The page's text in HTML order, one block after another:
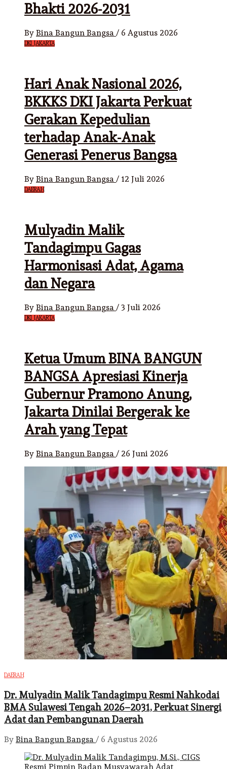
Bhakti 2026-2031
By Bina Bangun Bangsa / 6 Agustus 2026
DKI JAKARTA
Hari Anak Nasional 2026,
BKKKS DKI Jakarta Perkuat
Gerakan Kepedulian
terhadap Anak-Anak
Generasi Penerus Bangsa
By Bina Bangun Bangsa / 12 Juli 2026
DAERAH
Mulyadin Malik
Tandagimpu Gagas
Harmonisasi Adat, Agama
dan Negara
By Bina Bangun Bangsa / 3 Juli 2026
DKI JAKARTA
Ketua Umum BINA BANGUN
BANGSA Apresiasi Kinerja
Gubernur Pramono Anung,
Jakarta Dinilai Bergerak ke
Arah yang Tepat
By Bina Bangun Bangsa / 26 Juni 2026
DAERAH
Dr. Mulyadin Malik Tandagimpu Resmi Nahkodai
BMA Sulawesi Tengah 2026–2031, Perkuat Sinergi
Adat dan Pembangunan Daerah
By Bina Bangun Bangsa / 6 Agustus 2026